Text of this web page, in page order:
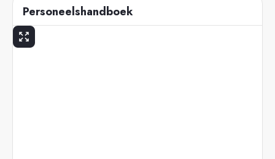
Personeelshandboek